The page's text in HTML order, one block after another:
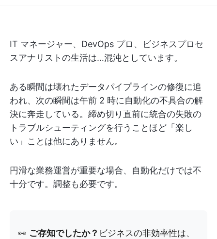
IT マネージャー、DevOps プロ、ビジネスプロセ
スアナリストの生活は…混沌としています。
ある瞬間は壊れたデータパイプラインの修復に追
われ、次の瞬間は午前 2 時に自動化の不具合の解
決に奔走している。締め切り直前に統合の失敗の
トラブルシューティングを行うことほど「楽し
い」ことは他にありません。
円滑な業務運営が重要な場合、自動化だけでは不
十分です。調整も必要です。
👀 ご存知でしたか？ ビジネスの非効率性は、